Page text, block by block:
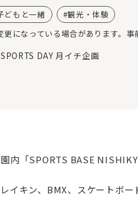
どもと一緒
観光・体験
になっている場合があります。事
DAY 月イチ企画
内「SPORTS BASE
イキン、BMX、スケートボ